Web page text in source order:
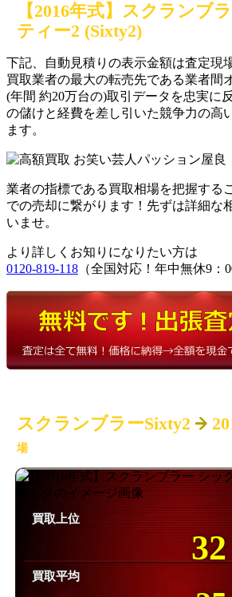
【2016年式】スクランブ
ティー2 (Sixty2)
下記、自動見積りの表示金額は査定現
買取業者の最大の転売先である業者間
(年間 約20万台の)取引データを忠実に
の儲けと経費を差し引いた競争力の高
ます。
業者の指標である買取相場を把握する
での売却に繋がります！先ずは詳細な
いませ。
より詳しくお知りになりたい方は
0120-819-118 （全国対応！年中無休9：
スクランブラーSixty2
場
買取上位
32
買取平均